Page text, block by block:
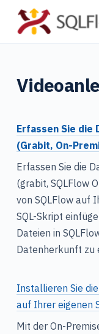
Z
u
n
p
n
g
Erfassen Sie die
(Grabit, On-
Erfassen Sie die
(grabit, SQLFlow
von SQLFlow auf
SQL-Skript
Dateien in
Datenherkunft zu
Installieren Sie
auf Ihrer eigenen
Mit der On-